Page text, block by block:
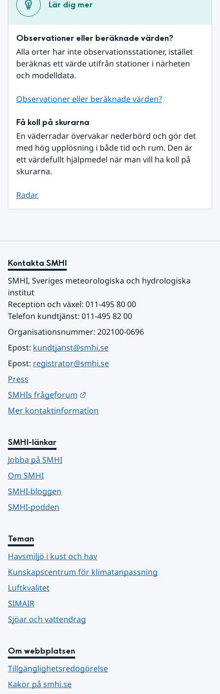
Lär dig mer
Observationer eller beräknade värden?
Alla orter har inte observationsstationer, istället
beräknas ett värde utifrån stationer i närheten
och modelldata.
Observationer eller beräknade värden?
Få koll på skurarna
En väderradar övervakar nederbörd och gör det
med hög upplösning i både tid och rum. Den är
ett värdefullt hjälpmedel när man vill ha koll på
skurarna.
Radar
Kontakta SMHI
SMHI, Sveriges meteorologiska och hydrologiska
institut
Reception och växel: 011-495 80 00
Telefon kundtjänst: 011-495 82 00
Organisationsnummer: 202100-0696
Epost: kundtjanst@smhi.se
Epost: registrator@smhi.se
Press
SMHIs frågeforum
Mer kontaktinformation
SMHI-länkar
Jobba på SMHI
Om SMHI
SMHI-bloggen
SMHI-podden
Teman
Havsmiljö i kust och hav
Kunskapscentrum för klimatanpassning
Luftkvalitet
SIMAIR
Sjöar och vattendrag
Om webbplatsen
Tillgänglighetsredogörelse
Kakor på smhi.se